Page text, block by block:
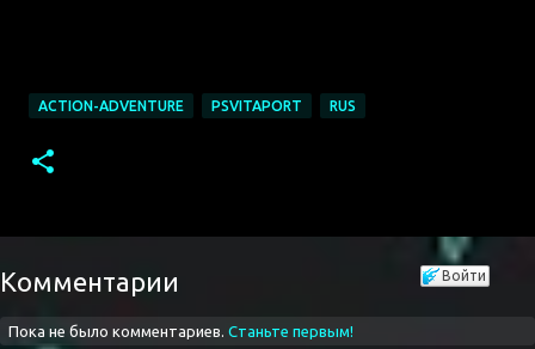
ACTION-ADVENTURE PSVITAPORT RUS
Войти
Комментарии
Пока не было комментариев. Станьте первым!